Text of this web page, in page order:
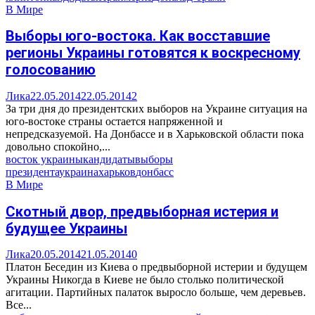
В Мире
Выборы юго-востока. Как восставшие
регионы Украины готовятся к воскресному
голосованию
Лика22.05.201422.05.20142
За три дня до президентских выборов на Украине ситуация на
юго-востоке страны остается напряженной и
непредсказуемой. На Донбассе и в Харьковской области пока
довольно спокойно,...
восток украиныкандидатывыборы
президентаукраинахарьковдонбасс
В Мире
Скотный двор, предвыборная истерия и
будущее Украины
Лика20.05.201421.05.20140
Платон Беседин из Киева о предвыборной истерии и будущем
Украины Никогда в Киеве не было столько политической
агитации. Партийных палаток выросло больше, чем деревьев.
Все...